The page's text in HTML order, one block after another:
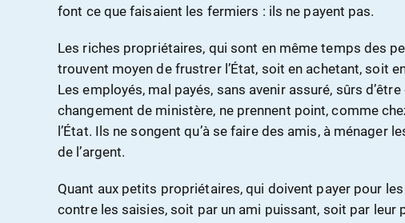
font ce que faisaient les fermiers : ils ne payent pas.
Les riches propriétaires, qui sont en même temps des
trouvent moyen de frustrer l’État, soit en achetant, soit
Les employés, mal payés, sans avenir assuré, sûrs
changement de ministère, ne prennent point, comme
l’État. Ils ne songent qu’à se faire des amis, à ménager
de l’argent.
Quant aux petits propriétaires, qui doivent payer pour
contre les saisies, soit par un ami puissant, soit par leur